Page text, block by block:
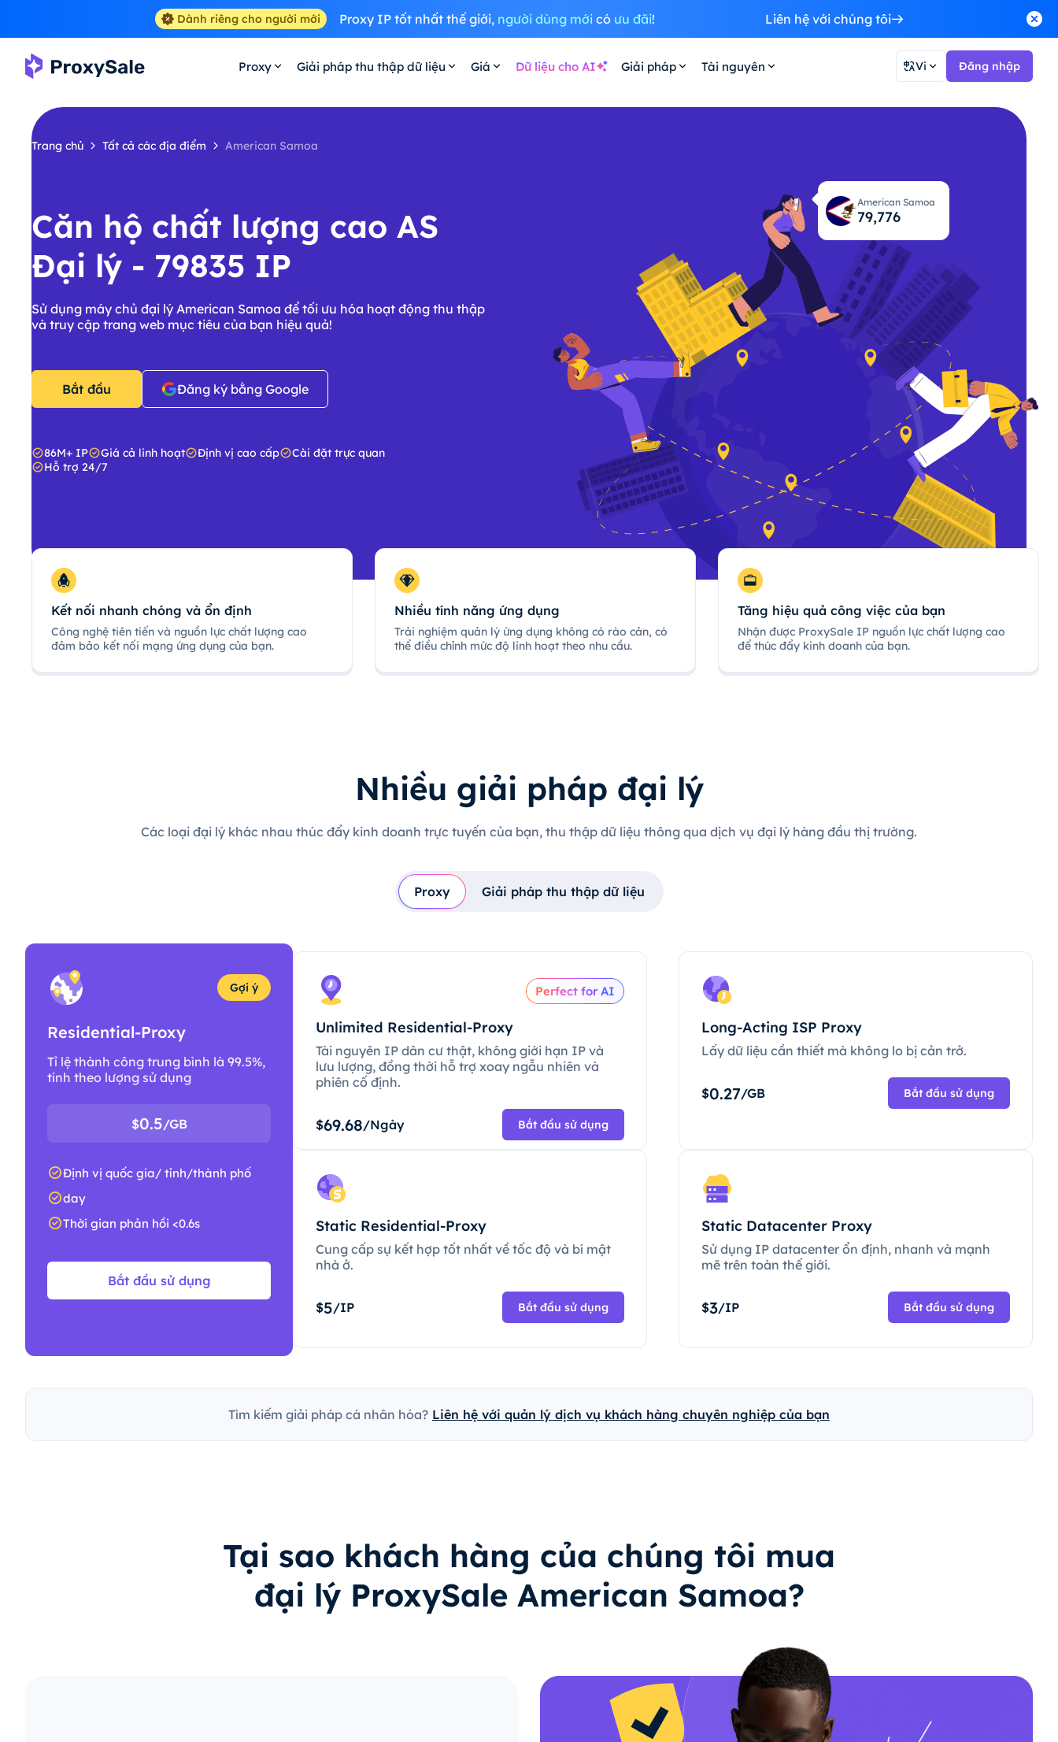
Dành riêng cho người mới Proxy IP tốt nhất thế giới, người dùng mớicó ưu đãi! Liên hệ với chúng tôi
Proxy Giải pháp thu thập dữ liệu Giá Dữ liệu cho AI Giải pháp Tài nguyên Vi Đăng nhập
Trang chủ Tất cả các địa điểm American Samoa
Căn hộ chất lượng cao AS
Đại lý - 79835 IP
Sử dụng máy chủ đại lý American Samoa để tối ưu hóa hoạt động thu thập
và truy cập trang web mục tiêu của bạn hiệu quả!
Bắt đầu Đăng ký bằng Google
86M+ IP Giá cả linh hoạt Định vị cao cấp
Cài đặt trực quan
Hỗ trợ 24/7
American Samoa
79,835
Kết nối nhanh chóng và ổn định
Công nghệ tiên tiến và nguồn lực chất lượng cao
đảm bảo kết nối mạng ứng dụng của bạn.
Nhiều tính năng ứng dụng
Trải nghiệm quản lý ứng dụng không có rào cản, có
thể điều chỉnh mức độ linh hoạt theo nhu cầu.
Tăng hiệu quả công việc của bạn
Nhận được ProxySale IP nguồn lực chất lượng cao
để thúc đẩy kinh doanh của bạn.
Nhiều giải pháp đại lý
Các loại đại lý khác nhau thúc đẩy kinh doanh trực tuyến của bạn, thu thập dữ liệu thông qua dịch vụ đại lý hàng đầu thị trường.
Proxy Giải pháp thu thập dữ liệu
Gợi ý
Residential-Proxy
Tỉ lệ thành công trung bình là 99.5%,
tính theo lượng sử dụng
$0.5/GB
Định vị quốc gia/ tỉnh/thành phố
day
Thời gian phản hồi <0.6s
Bắt đầu sử dụng
Perfect for AI
Unlimited Residential-Proxy
Tài nguyên IP dân cư thật, không giới hạn IP và
lưu lượng, đồng thời hỗ trợ xoay ngẫu nhiên và
phiên cố định.
$69.68/Ngày Bắt đầu sử dụng
Long-Acting ISP Proxy
Lấy dữ liệu cần thiết mà không lo bị cản trở.
$0.27/GB Bắt đầu sử dụng
Static Residential-Proxy
Cung cấp sự kết hợp tốt nhất về tốc độ và bí mật
nhà ở.
$5/IP Bắt đầu sử dụng
Static Datacenter Proxy
Sử dụng IP datacenter ổn định, nhanh và mạnh
mẽ trên toàn thế giới.
$3/IP Bắt đầu sử dụng
Tìm kiếm giải pháp cá nhân hóa? Liên hệ với quản lý dịch vụ khách hàng chuyên nghiệp của bạn
Tại sao khách hàng của chúng tôi mua
đại lý ProxySale American Samoa?